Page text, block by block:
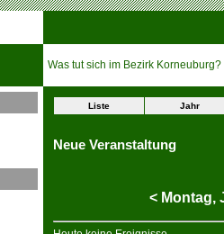
Was tut sich im Bezirk Korneuburg?
Liste Jahr
Neue Veranstaltung
<Montag,